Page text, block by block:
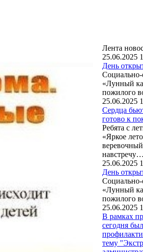
Лента
25.06.2025
День
Социально-
«Лунный
пожилого
25.06.2025
Сердца
готово к
Ребята с
«Яркое
навстречу…
25.06.2025
День
Социально-
«Лунный
пожилого
25.06.2025
В рамках
сегодня
тему